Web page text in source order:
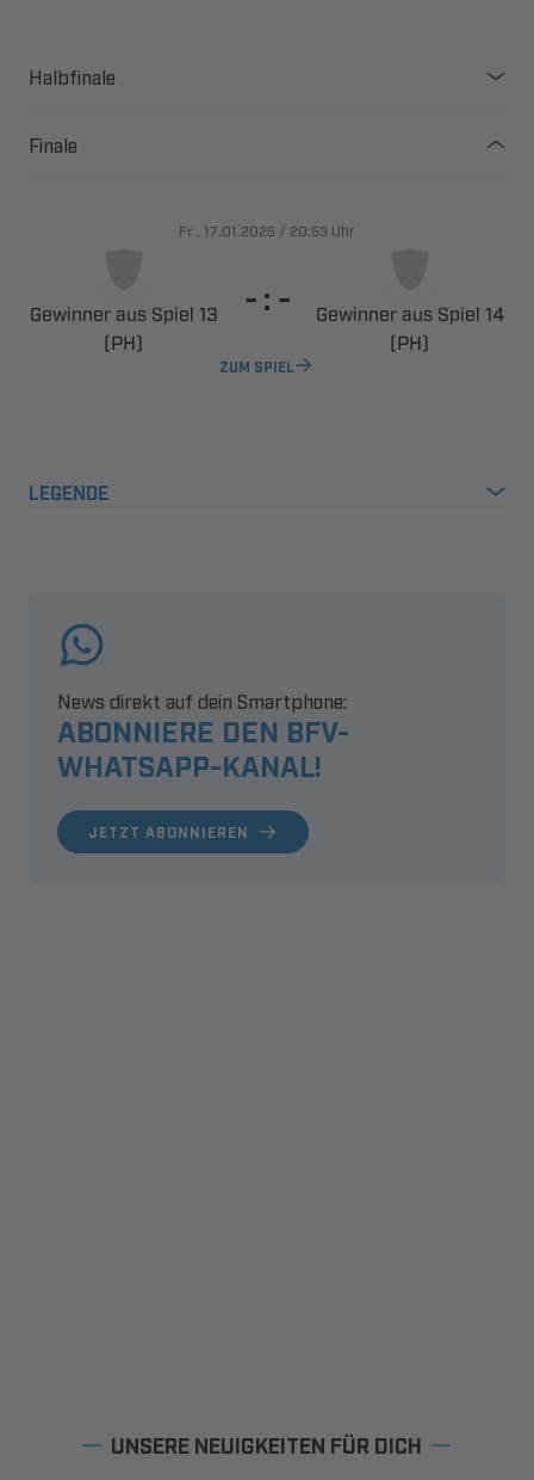
Halbfinale
Finale
.,  /  Uhr
   

  
   

ZUM SPIEL
LEGENDE
ABONNIERE DEN BFV-
WHATSAPP-KANAL!
News direkt auf dein Smartphone:
JETZT ABONNIEREN
UNSERE NEUIGKEITEN FÜR DICH